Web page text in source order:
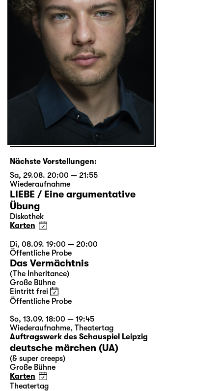
Nächste Vorstellungen:
Sa, 29.08. 20:00 — 21:55
Wiederaufnahme
LIEBE / Eine argumentative
Übung
Diskothek
Karten
Di, 08.09. 19:00 — 20:00
Öffentliche Probe
Das Vermächtnis
(The Inheritance)
Große Bühne
Eintritt frei
Öffentliche Probe
So, 13.09. 18:00 — 19:45
Wiederaufnahme, Theatertag
Auftragswerk des Schauspiel Leipzig
deutsche märchen (UA)
(& super creeps)
Große Bühne
Karten
Theatertag